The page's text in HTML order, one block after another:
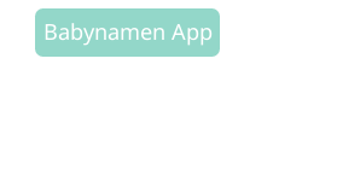
Babynamen App